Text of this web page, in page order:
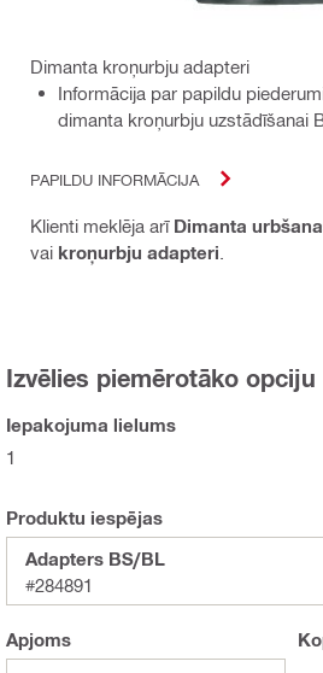
Dimanta kroņurbju adapteri
Informācija par papildu
dimanta kroņurbju uzstādīšanai
PAPILDU INFORMĀCIJA
Klienti meklēja arī Dimanta
vai kroņurbju adapteri
Izvēlies piemērotāko opciju
Iepakojuma lielums
1
Produktu iespējas
Adapters BS/BL
#284891
Apjoms